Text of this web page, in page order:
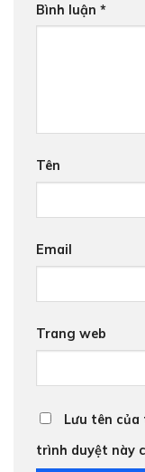
Bình luận *
Tên
Email
Trang web
Lưu tên
trình duyệt này